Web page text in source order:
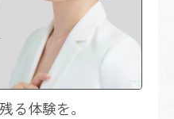
る体験を。